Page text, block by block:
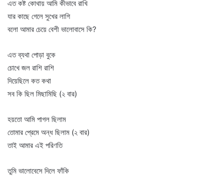
এত কষ্ট কোথায় আমি কীভাবে রাখি
যার কাছে গেলে সুখের লাগি
বলো আমার চেয়ে বেশী ভালোবাসে কি?
এত ব্যথা পোড়া বুকে
চোখে জল রাশি রাশি
দিয়েছিলে কত কথা
সব কি ছিল মিছামিছি (২ বার)
হয়তো আমি পাগল ছিলাম
তোমার প্রেমে অন্ধ ছিলাম (২ বার)
তাই আমার এই পরিণতি
তুমি ভালোবেসে দিলে ফাঁকি